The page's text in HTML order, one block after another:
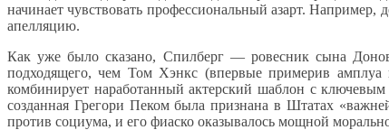
начинает чувствовать профессиональный азарт.
апелляцию.
Как уже было сказано, Спилберг — ровесник сына
подходящего, чем Том Хэнкс (впервые примерив
комбинирует наработанный актерский шаблон с
созданная Грегори Пеком была признана в Штатах
против социума, и его фиаско оказывалось мощной